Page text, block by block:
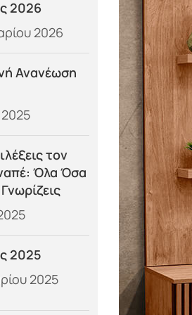
2026
2026
Ανανέωση
2025
τον
Όλα Όσα
2025
2025